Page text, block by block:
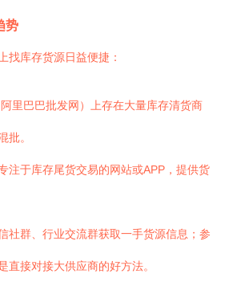
势
找库存货源日益便捷：
阿里巴巴批发网）上存在大量库存清货商
批。
注于库存尾货交易的网站或APP，提供货
社群、行业交流群获取一手货源信息；参
直接对接大供应商的好方法。